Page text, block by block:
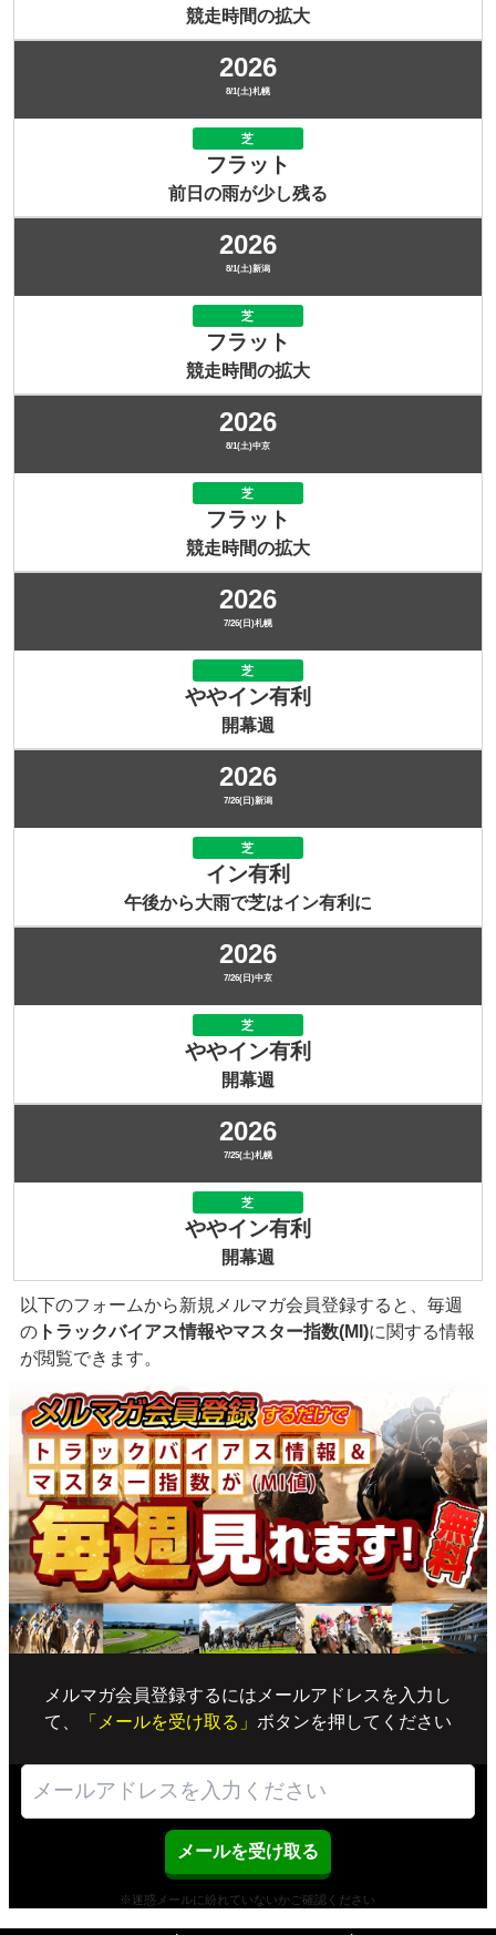
競走時間の拡大
2026
8/1(土)札幌
芝
フラット
前日の雨が少し残る
2026
8/1(土)新潟
芝
フラット
競走時間の拡大
2026
8/1(土)中京
芝
フラット
競走時間の拡大
2026
7/26(日)札幌
芝
ややイン有利
開幕週
2026
7/26(日)新潟
芝
イン有利
午後から大雨で芝はイン有利に
2026
7/26(日)中京
芝
ややイン有利
開幕週
2026
7/25(土)札幌
芝
ややイン有利
開幕週
以下のフォームから新規メルマガ会員登録すると、毎週
の トラックバイアス情報やマスター指数(MI)に関する情報
が閲覧できます。
メルマガ会員登録するにはメールアドレスを入力し
て、
「メールを受け取る」 ボタンを押してください
※迷惑メールに紛れていないかご確認ください